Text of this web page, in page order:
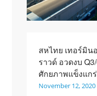
สหไทย เทอร์มิน
ราวด์ อวดงบ
ศักยภาพแข็งแก
November 12, 2020